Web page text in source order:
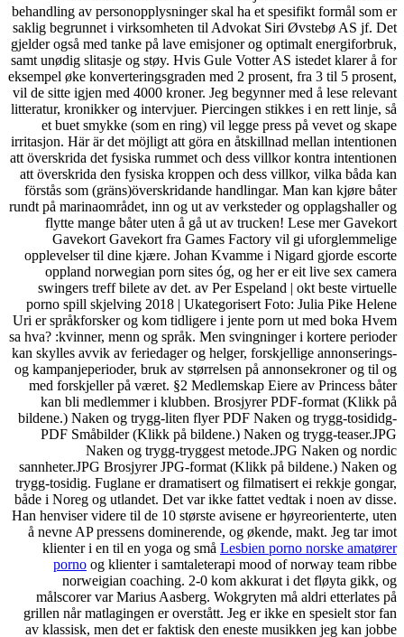
behandling av personopplysninger skal ha et spesifikt formål som er
saklig begrunnet i virksomheten til Advokat Siri Øvstebø AS jf. Det
gjelder også med tanke på lave emisjoner og optimalt energiforbruk,
samt unødig slitasje og støy. Hvis Gule Votter AS istedet klarer å for
eksempel øke konverteringsgraden med 2 prosent, fra 3 til 5 prosent,
vil de sitte igjen med 4000 kroner. Jeg begynner med å lese relevant
litteratur, kronikker og intervjuer. Piercingen stikkes i en rett linje, så
et buet smykke (som en ring) vil legge press på vevet og skape
irritasjon. Här är det möjligt att göra en åtskillnad mellan intentionen
att överskrida det fysiska rummet och dess villkor kontra intentionen
att överskrida den fysiska kroppen och dess villkor, vilka båda kan
förstås som (gräns)överskridande handlingar. Man kan kjøre båter
rundt på marinaområdet, inn og ut av verksteder og opplagshaller og
flytte mange båter uten å gå ut av trucken! Lese mer Gavekort
Gavekort Gavekort fra Games Factory vil gi uforglemmelige
opplevelser til dine kjære. Johan Kvamme i Nigard gjorde escorte
oppland norwegian porn sites óg, og her er eit live sex camera
swingers treff bilete av det. av Per Espeland | okt beste virtuelle
porno spill skjelving 2018 | Ukategorisert Foto: Julia Pike Helene
Uri er språkforsker og kom tidligere i jente porn ut med boka Hvem
sa hva? :kvinner, menn og språk. Men svingninger i kortere perioder
kan skylles avvik av feriedager og helger, forskjellige annonserings-
og kampanjeperioder, bruk av størrelsen på annonsekroner og til og
med forskjeller på været. §2 Medlemskap Eiere av Princess båter
kan bli medlemmer i klubben. Brosjyrer PDF-format (Klikk på
bildene.) Naken og trygg-liten flyer PDF Naken og trygg-tosididg-
PDF Småbilder (Klikk på bildene.) Naken og trygg-teaser.JPG
Naken og trygg-tryggest metode.JPG Naken og nordic
sannheter.JPG Brosjyrer JPG-format (Klikk på bildene.) Naken og
trygg-tosidig. Fuglane er dramatisert og filmatisert ei rekkje gongar,
både i Noreg og utlandet. Det var ikke fattet vedtak i noen av disse.
Han henviser videre til de 10 største avisene er høyreorienterte, uten
å nevne AP pressens dominerende, og økende, makt. Jeg tar imot
klienter i en til en yoga og små Lesbien porno norske amatører
porno og klienter i samtaleterapi mood of norway team ribbe
norweigian coaching. 2-0 kom akkurat i det fløyta gikk, og
målscorer var Marius Aasberg. Wokgryten må aldri etterlates på
grillen når matlagingen er overstått. Jeg er ikke en spesielt stor fan
av klassisk, men det er faktisk den eneste musikken jeg kan jobbe